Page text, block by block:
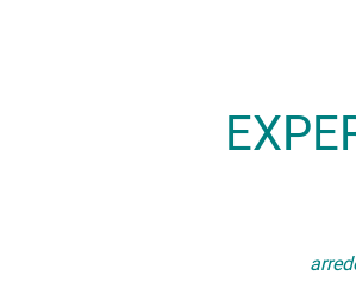
Descrizione